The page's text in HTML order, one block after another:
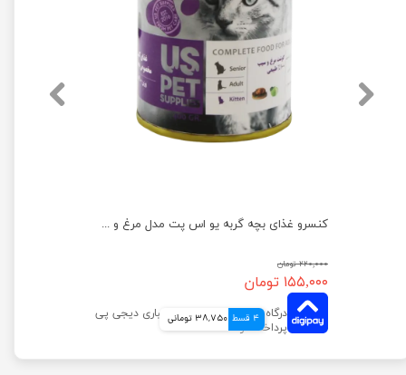
کنسرو غذای بچه گربه یو اس پت مدل مرغ و سیب وزن 400 گرم
۲۲۰,۰۰۰ تومان
۱۵۵,۰۰۰ تومان
4 قسط 38,750 تومانی